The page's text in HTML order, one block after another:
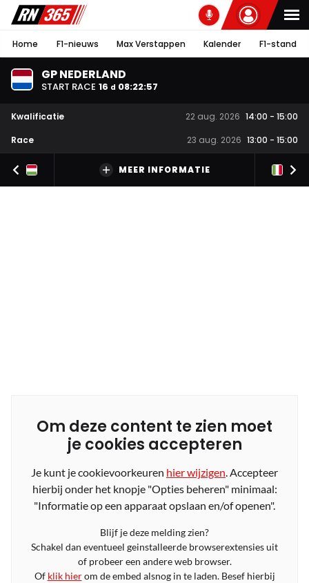
Home F1-nieuws Max Verstappen Kalender F1-stand
GP NEDERLAND
START RACE 16 d 08:22:57
Kwalificatie 22 aug. 2026 14:00 - 15:00
Race
23 aug. 2026 13:00 - 15:00
MEER INFORMATIE
Om deze content te zien moet
je cookies accepteren
Je kunt je cookievoorkeuren hier wijzigen. Accepteer
hierbij onder het knopje "Opties beheren" minimaal:
"Informatie op een apparaat opslaan en/of openen".
Blijf je deze melding zien?
Schakel dan eventueel geinstalleerde browserextensies uit
of probeer een andere web browser.
Of klik hierom de embed alsnog in te laden. Besef hierbij